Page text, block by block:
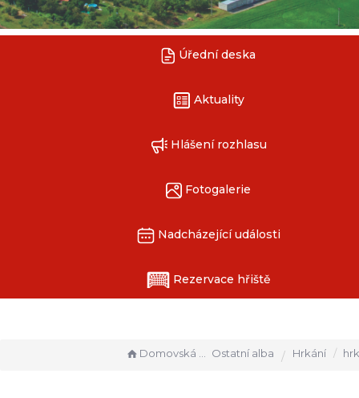
Úřední deska
Aktuality
Hlášení rozhlasu
Fotogalerie
Nadcházející události
Rezervace hřiště
Domovská stránka Ostatní alba Hrkání